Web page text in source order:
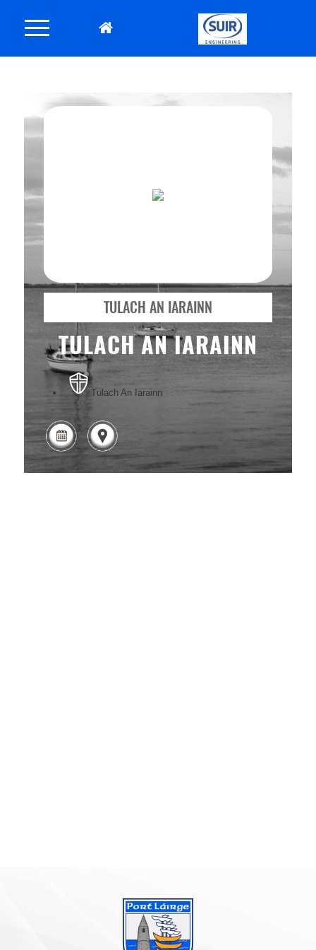
TULACH AN IARAINN
TULACH AN IARAINN
Tulach An Iarainn